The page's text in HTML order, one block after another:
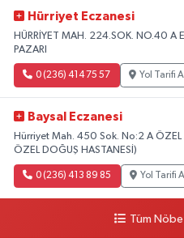
Hürriyet Eczanesi
HÜRRİYET MAH. 224.SOK. NO.40 A
PAZARI
0 (236) 414 75 57 Yol Tarifi Al
Baysal Eczanesi
Hürriyet Mah. 450 Sok. No:2 A ÖZEL
ÖZEL DOĞUŞ HASTANESİ)
0 (236) 413 89 85 Yol Tarifi Al
Tüm